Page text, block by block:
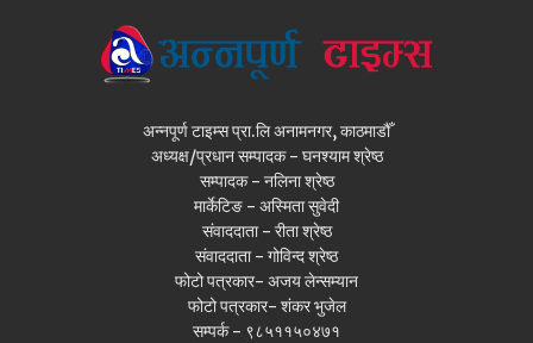
अन्नपूर्ण टाइम्स प्रा.लि अनामनगर, काठमाडौँ
अध्यक्ष/प्रधान सम्पादक - घनश्याम श्रेष्ठ
सम्पादक - नलिना श्रेष्ठ
मार्केटिङ - अस्मिता सुवेदी
संवाददाता - रीता श्रेष्ठ
संवाददाता - गोविन्द श्रेष्ठ
फोटो पत्रकार- अजय लेन्सम्यान
फोटो पत्रकार- शंकर भुजेल
सम्पर्क - ९८५११५०४७१